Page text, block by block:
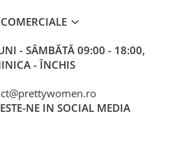
- SÂMBĂTĂ 09:00 - 18:00,
- ÎNCHIS
NE IN SOCIAL MEDIA